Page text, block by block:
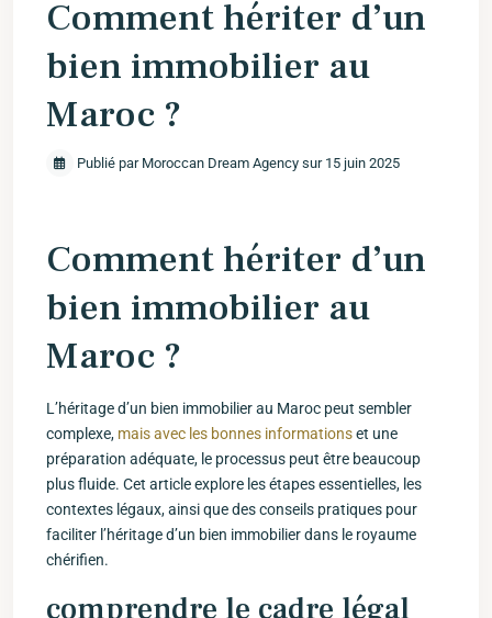
Comment hériter d’un
bien immobilier au
Maroc ?
Publié par Moroccan Dream Agency sur 15 juin 2025
Comment hériter ⁤d’un
bien immobilier au
Maroc ?
L’héritage d’un bien immobilier​ au Maroc‌ peut sembler
complexe, mais avec les bonnes informationset une
préparation adéquate, le processus peut être beaucoup
plus fluide. ⁤Cet article explore les étapes essentielles, les
contextes légaux, ainsi que des conseils pratiques pour
‍faciliter l’héritage d’un bien immobilier dans le royaume
chérifien.
comprendre le ⁣cadre légal